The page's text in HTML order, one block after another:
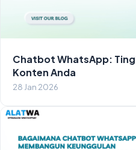
Chatbot WhatsApp:
Konten Anda
28 Jan 2026